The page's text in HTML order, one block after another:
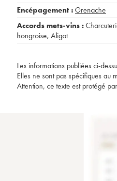
Encépagement :Grenache
Accords mets-vins :
hongroise, Aligot
Les informations publiées ci-
Elles ne sont pas spécifiques au
Attention, ce texte est protégé